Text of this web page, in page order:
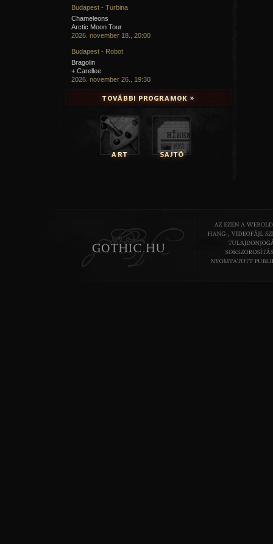
Budapest - Turbina
Chameleons
Arctic Moon Tour
2026. november 18., 20:00
Budapest - Robot
Bragolin
+ Carellee
2026. november 26., 19:30